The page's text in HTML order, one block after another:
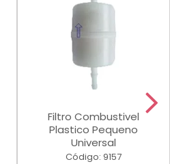
Filtro Combustivel
Plastico Pequeno
Universal
Código: 9157